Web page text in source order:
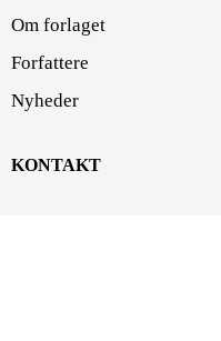
Om forlaget
Forfattere
Nyheder
KONTAKT